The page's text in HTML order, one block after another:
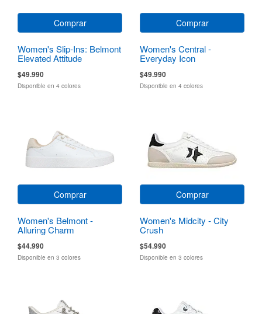
Comprar
Women's Slip-Ins: Belmont
Elevated Attitude
$49.990
Disponible en 4 colores
Comprar
Women's Central -
Everyday Icon
$49.990
Disponible en 4 colores
Comprar
Women's Belmont -
Alluring Charm
$44.990
Disponible en 3 colores
Comprar
Women's Midcity - City
Crush
$54.990
Disponible en 3 colores